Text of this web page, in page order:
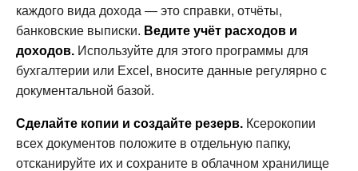
каждого вида дохода — это справки, отчёты,
банковские выписки. Ведите учёт расходов и
доходов. Используйте для этого программы для
бухгалтерии или Excel, вносите данные регулярно с
документальной базой.
Сделайте копии и создайте резерв. Ксерокопии
всех документов положите в отдельную папку,
отсканируйте их и сохраните в облачном хранилище